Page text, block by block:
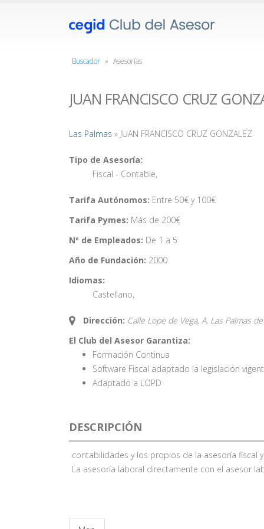
Buscador » Asesorías
JUAN FRANCISCO CRUZ
Las Palmas » JUAN FRANCISCO CRUZ GONZALEZ
Tipo de Asesoría:
Fiscal - Contable,
Tarifa Autónomos: Entre 50€ y 100€
Tarifa Pymes: Más de 200€
Nº de Empleados: De 1 a 5
Año de Fundación: 2000
Idiomas:
Castellano,
Dirección: Calle Lope de Vega, A, Las Palmas
El Club del Asesor Garantiza:
Formación Continua
Software Fiscal adaptado la legislación
Adaptado a LOPD
DESCRIPCIÓN
contabilidades y los propios de la asesoría fiscal
La asesoría laboral directamente con el asesor